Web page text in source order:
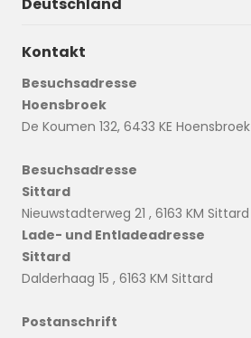
Kontakt
Besuchsadresse
Hoensbroek
De Koumen 132, 6433 KE Hoensbroek
Besuchsadresse
Sittard
Nieuwstadterweg 21 , 6163 KM Sittard
Lade- und Entladeadresse
Sittard
Dalderhaag 15 , 6163 KM Sittard
Postanschrift